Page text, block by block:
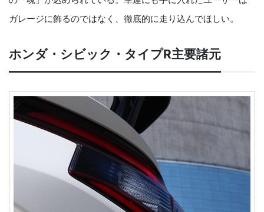
ガレージに飾るのではなく、徹底的に走り込んでほしい。
ホンダ・シビック・タイプR主要諸元